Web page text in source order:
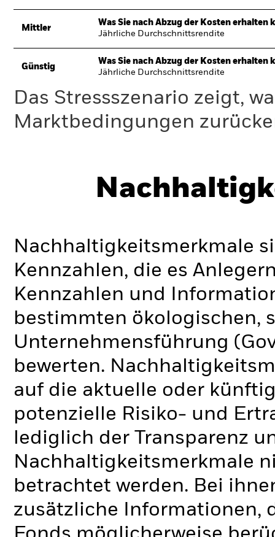
Mittler
Was Sie nach Abzug der Kosten erhalten
Jährliche Durchschnittsrendite
Günstig
Was Sie nach Abzug der Kosten erhalten
Jährliche Durchschnittsrendite
Das Stressszenario zeigt,
Marktbedingungen
Nachhaltigkeitsmerkmale
Kennzahlen, die es
Kennzahlen und
bestimmten ökologischen,
Unternehmensführung
bewerten.
auf die aktuelle oder
potenzielle Risiko- und
lediglich der Transparenz
Nachhaltigkeitsmerkmale
betrachtet werden. Bei
zusätzliche Informationen,